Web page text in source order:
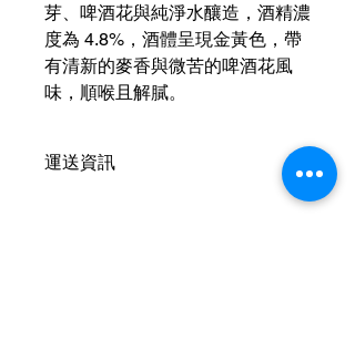
芽、啤酒花與純淨水釀造，酒精濃
度為 4.8%，酒體呈現金黃色，帶
有清新的麥香與微苦的啤酒花風
味，順喉且解膩。
運送資訊
買滿港幣1000元即可免費送貨（偏遠